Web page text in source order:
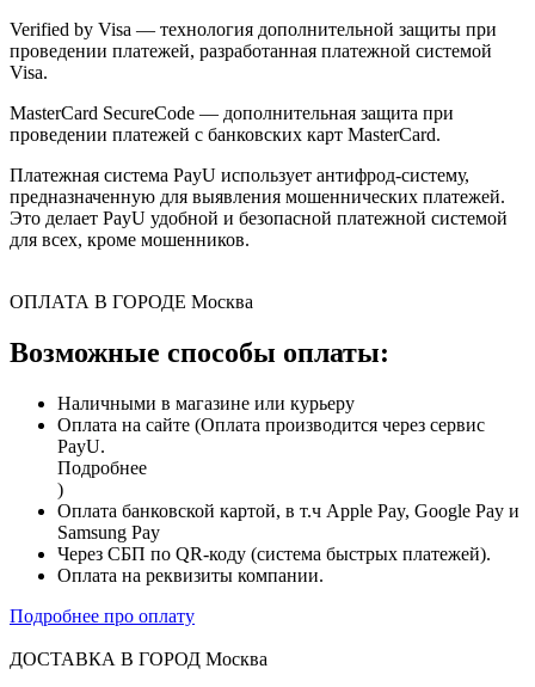
Verified by Visa — технология дополнительной защиты при
проведении платежей, разработанная платежной системой
Visa.
MasterCard SecureCode — дополнительная защита при
проведении платежей с банковских карт MasterCard.
Платежная система PayU использует антифрод-систему,
предназначенную для выявления мошеннических платежей.
Это делает PayU удобной и безопасной платежной системой
для всех, кроме мошенников.
ОПЛАТА В ГОРОДЕ Москва
Возможные способы оплаты:
Наличными в магазине или курьеру
Оплата на сайте (Оплата производится через сервис
PayU.
Подробнее
)
Оплата банковской картой, в т.ч Apple Pay, Google Pay и
Samsung Pay
Через СБП по QR-коду (система быстрых платежей).
Оплата на реквизиты компании.
Подробнее про оплату
ДОСТАВКА В ГОРОД Москва